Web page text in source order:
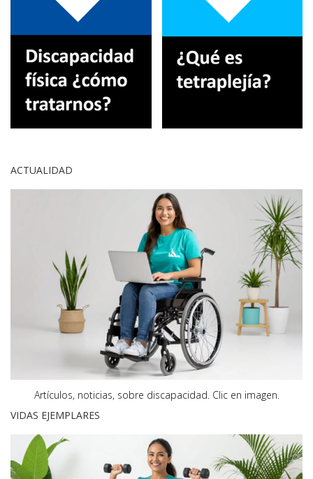
ACTUALIDAD
Artículos, noticias, sobre discapacidad. Clic en imagen.
VIDAS EJEMPLARES